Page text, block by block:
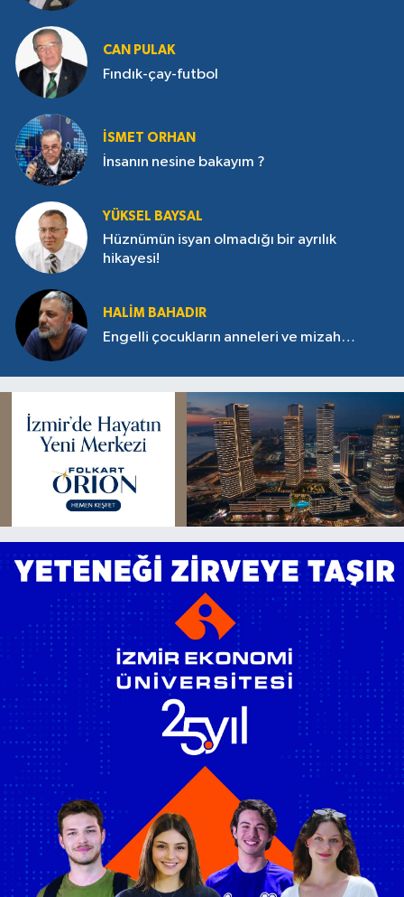
CAN PULAK
Fındık-çay-futbol
İSMET ORHAN
İnsanın nesine bakayım ?
YÜKSEL BAYSAL
Hüznümün isyan olmadığı bir ayrılık
hikayesi!
HALIM BAHADIR
Engelli çocukların anneleri ve mizah…